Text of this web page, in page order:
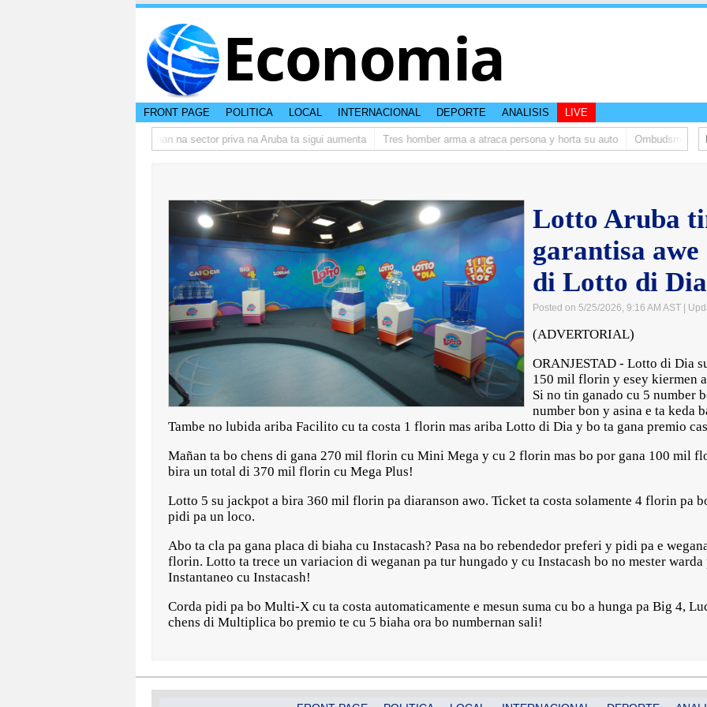
Economia
FRONT PAGE POLITICA LOCAL INTERNACIONAL DEPORTE ANALISIS LIVE
Prestamonan na sector priva na Aruba ta sigui aumenta Tres homber arma a atraca persona y horta su auto Ombudsman ta
Lotto Aruba
garantisa
di Lotto di Dia
Posted on 5/25/2026, 9:16 AM AST |
(ADVERTORIAL)
ORANJESTAD - Lotto di Dia
150 mil florin y esey kiermen
Si no tin ganado cu 5 number
number bon y asina e ta keda
Tambe no lubida ariba Facilito cu ta costa 1 florin mas ariba Lotto di Dia y bo ta gana premio
Mañan ta bo chens di gana 270 mil florin cu Mini Mega y cu 2 florin mas bo por gana 100 mil
bira un total di 370 mil florin cu Mega Plus!
Lotto 5 su jackpot a bira 360 mil florin pa diaranson awo. Ticket ta costa solamente 4 florin pa
pidi pa un loco.
Abo ta cla pa gana placa di biaha cu Instacash? Pasa na bo rebendedor preferi y pidi pa e
florin. Lotto ta trece un variacion di weganan pa tur hungado y cu Instacash bo no mester warda
Instantaneo cu Instacash!
Corda pidi pa bo Multi-X cu ta costa automaticamente e mesun suma cu bo a hunga pa Big 4,
chens di Multiplica bo premio te cu 5 biaha ora bo numbernan sali!